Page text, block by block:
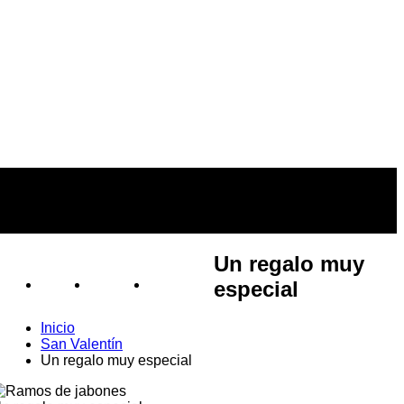
Un regalo muy
especial
Inicio
San Valentín
Un regalo muy especial